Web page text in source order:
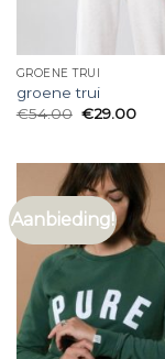
GROENE TRUI
groene trui
€54.00 €29.00
Aanbieding!